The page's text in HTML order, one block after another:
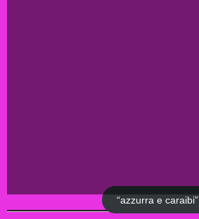
“azzurra e caraibi”